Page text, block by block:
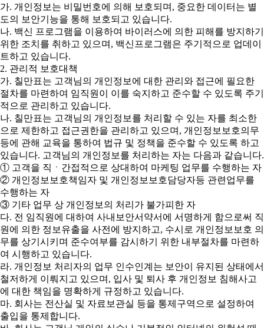
가. 개인정보는 비밀번호에 의해 보호되며, 중요한 데이터는 별
도의 보안기능을 통해 보호되고 있습니다.
나. 백신 프로그램을 이용하여 바이러스에 의한 피해를 방지하기
위한 조치를 취하고 있으며, 백신프로그램은 주기적으로 업데이
트하고 있습니다.
2. 관리적 보호대책
가. 칠만표는 고객님의 개인정보에 대한 관리와 접근에 필요한
절차를 마련하여 임직원이 이를 숙지하고 준수할 수 있도록 주기
적으로 관리하고 있습니다.
나. 칠만표는 고객님의 개인정보를 처리할 수 있는 자를 최소한
으로 제한하고 접근권한을 관리하고 있으며, 개인정보보호의무
등에 관해 교육을 통하여 법규 및 정책을 준수할 수 있도록 하고
있습니다. 고객님의 개인정보를 처리하는 자는 다음과 같습니다.
① 고객을 직ㆍ간접적으로 상대하여 마케팅 업무를 수행하는 자
② 개인정보보호책임자 및 개인정보보호담당자등 관련업무를
수행하는 자
③ 기타 업무 상 개인정보의 처리가 불가피한 자
다. 전 임직원에 대하여 사내보안서약서에 서명하게 함으로써 직
원에 의한 정보유출을 사전에 방지하고, 수시로 개인정보보호 의
무를 상기시키며 준수여부를 감시하기 위한 내부절차를 마련하
여 시행하고 있습니다.
라. 개인정보 처리자의 업무 인수인계는 보안이 유지된 상태에서
철저하게 이뤄지고 있으며, 입사 및 퇴사 후 개인정보 침해사고
에 대한 책임을 명확하게 규정하고 있습니다.
마. 회사는 전산실 및 자료보관실 등을 통제구역으로 설정하여
출입을 통제합니다.